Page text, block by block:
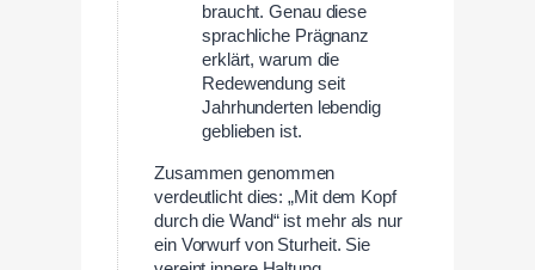
braucht. Genau diese
sprachliche Prägnanz
erklärt, warum die
Redewendung seit
Jahrhunderten lebendig
geblieben ist.
Zusammen genommen
verdeutlicht dies: „Mit dem Kopf
durch die Wand“ ist mehr als nur
ein Vorwurf von Sturheit. Sie